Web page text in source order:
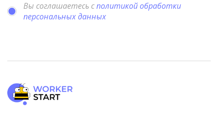
Вы соглашаетесь сполитикой обработки
персональных данных